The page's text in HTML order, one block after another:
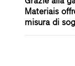
Materiais
misura di